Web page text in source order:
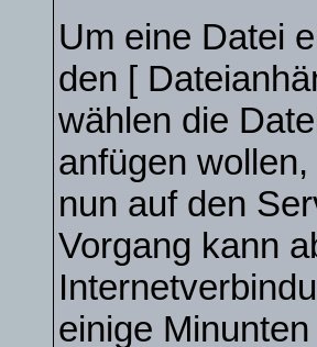
Um eine Datei
den [
wählen die
anfügen
nun auf den
Vorgang kann
einige